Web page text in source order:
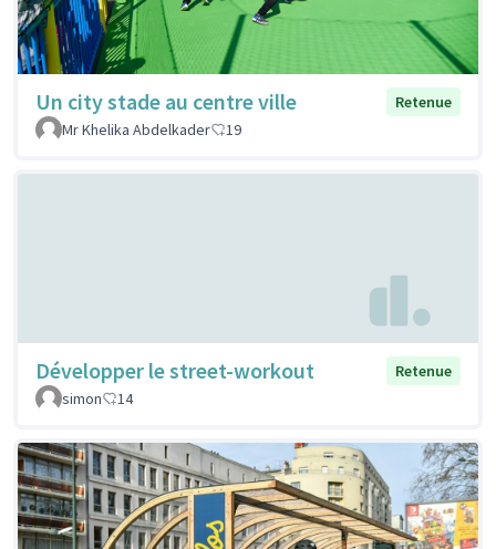
Un city stade au centre ville
Retenue
Mr Khelika Abdelkader
19
Développer le street-workout
Retenue
simon
14